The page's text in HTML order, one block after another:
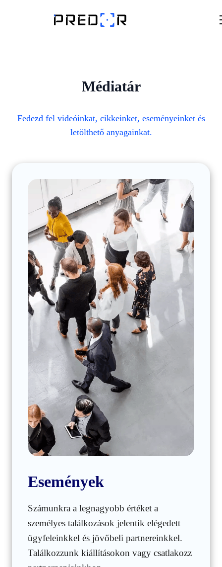
Videók
Médiatár
Fedezd fel videóinkat, cikkeinket, eseményeinket és
letölthető anyagainkat.
Események
Számunkra a legnagyobb értéket a
személyes találkozások jelentik elégedett
ügyfeleinkkel és jövőbeli partnereinkkel.
Találkozzunk kiállításokon vagy csatlakozz